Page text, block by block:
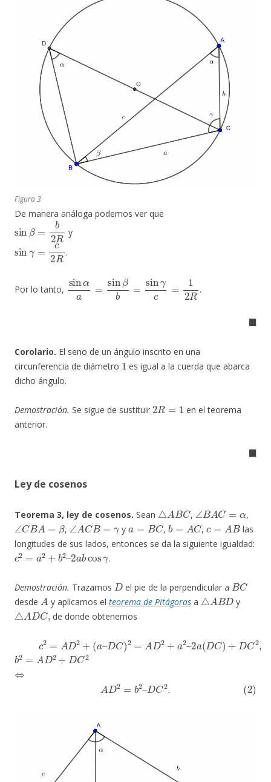
Figura 3
De manera análoga podemos ver que
sin β R
y
sin R
.
Por lo tanto,
sinαa sinβb= sinγc=1
.
◼
Corolario. El seno de un ángulo inscrito en una
circunferencia de diámetro
1
es igual a la cuerda que abarca
dicho ángulo.
Demostración. Se sigue de sustituir
2R
en el teorema
anterior.
◼
Ley de cosenos
Teorema 3, ley de cosenos. Sean
△ ABC
,
∠B A C=
,
∠CBA=β
,
∠ ACB=γ
y
a =BC
,
b=AC
,
c=A B
las
longitudes de sus lados, entonces se da la siguiente igualdad:
c2=a2+b 2– 2abcosγ
.
Demostración. Trazamos
D
el pie de la perpendicular a
BC
desde
A
y aplicamos el teorema de Pitágorasa
△ABD
y
△ADC,
de donde obtenemos
=A a– C D 2 2a C) C
b2 AD2+ DC2
⇔
(2)